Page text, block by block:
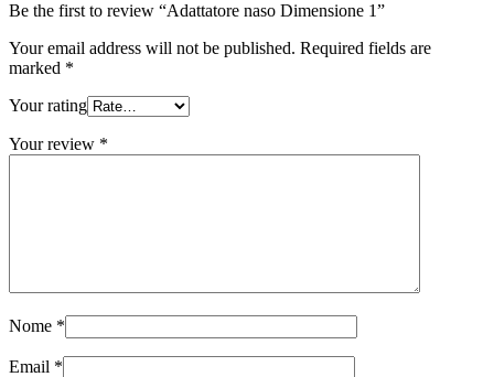
Be the first to review “Adattatore naso Dimensione 1”
Your email address will not be published. Required fields are
marked *
Your rating
Your review *
Nome *
Email *